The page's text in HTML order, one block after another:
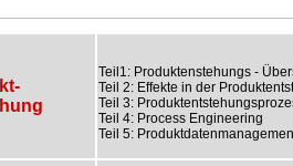
Teil1: Produktenstehungs -
Teil 2: Effekte in der
Teil 3:
Teil 4: Process Engineering
Teil 5: